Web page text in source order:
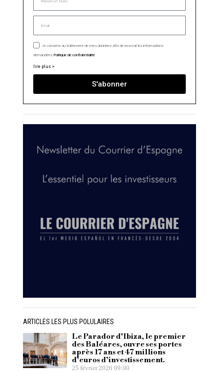
Je consens au traitement de mes données afin de recevoir les informations
demandées.Politique de confidentialité
lire plus >
S'abonner
ARTICLES LES PLUS POLULAIRES
Le Parador d’Ibiza, le premier
des Baléares, ouvre ses portes
après 17 ans et 47 millions
d’euros d’investissement.
25 février 2026 09:00